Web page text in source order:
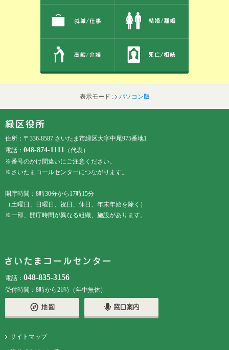
表示モード : パソコン版
住所：〒336-8587 さいたま市緑区大字中尾975番地1
電話： 048-874-1111 （代表）
※番号のかけ間違いにご注意ください。
※さいたまコールセンターにつながります。
開庁時間：8時30分から17時15分
（土曜日、日曜日、祝日、休日、年末年始を除く）
※一部、開庁時間が異なる組織、施設があります。
電話： 048-835-3156
受付時間：8時から21時（年中無休）
サイトマップ